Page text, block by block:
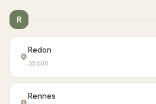
R
Redon
35600
Rennes